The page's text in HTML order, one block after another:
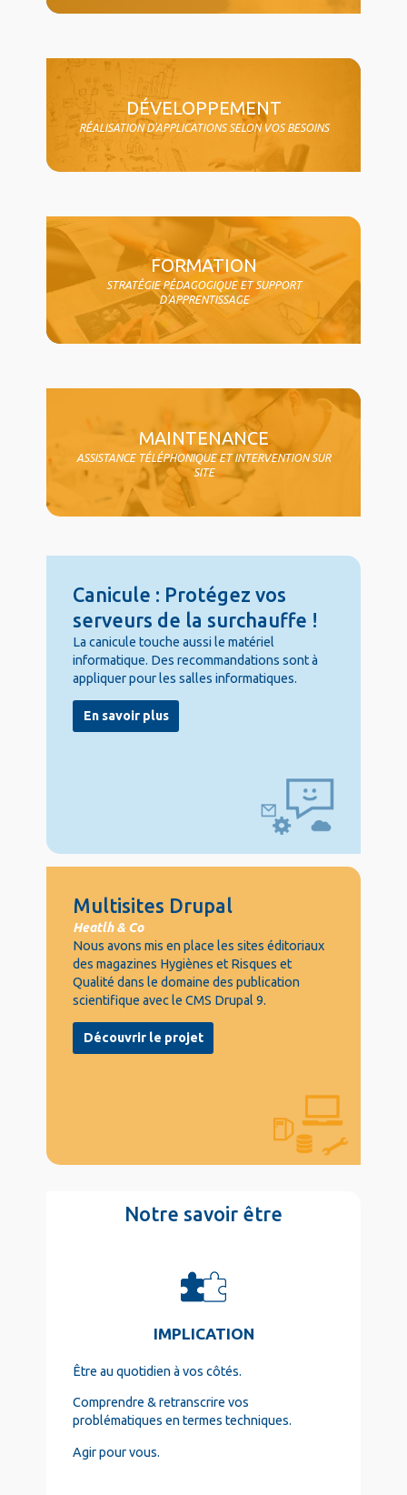
DÉVELOPPEMENT
RÉALISATION D'APPLICATIONS SELON VOS BESOINS
FORMATION
STRATÉGIE PÉDAGOGIQUE ET SUPPORT
D'APPRENTISSAGE
MAINTENANCE
ASSISTANCE TÉLÉPHONIQUE ET INTERVENTION SUR
SITE
Canicule : Protégez vos
serveurs de la surchauffe !
La canicule touche aussi le matériel
informatique. Des recommandations sont à
appliquer pour les salles informatiques.
En savoir plus
Multisites Drupal
Heatlh & Co
Nous avons mis en place les sites éditoriaux
des magazines Hygiènes et Risques et
Qualité dans le domaine des publication
scientifique avec le CMS Drupal 9.
Découvrir le projet
Notre savoir être
IMPLICATION
Être au quotidien à vos côtés.
Comprendre & retranscrire vos
problématiques en termes techniques.
Agir pour vous.